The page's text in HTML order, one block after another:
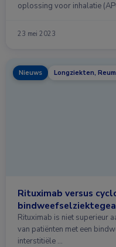
oplossing voor inhalatie
23 mei 2023
Nieuws Longziekten,
Rituximab versus
Rituximab is niet superieur
van patiënten met een
interstitiële …